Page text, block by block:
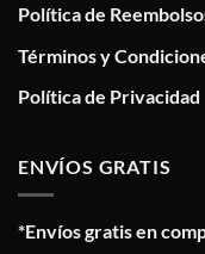
Política de
Términos y
Política de Privacidad
ENVÍOS GRATIS
*Envíos gratis en